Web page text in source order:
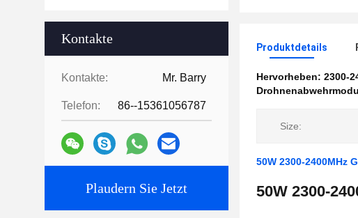
Kontakte
Kontakte: Mr. Barry
Telefon: 86--15361056787
Plaudern Sie Jetzt
Produktdetails
Hervorheben: 2300-
Size:
50W 2300-2400MHz
50W 2300-